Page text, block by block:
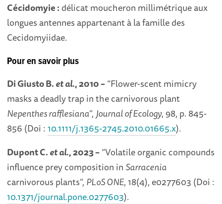
Cécidomyie : délicat moucheron millimétrique aux
longues antennes appartenant à la famille des
Cecidomyiidae.
Pour en savoir plus
Di Giusto B.et al., 2010 –“Flower-scent mimicry
masks a deadly trap in the carnivorous plant
Nepenthes rafflesiana”, Journal of Ecology, 98, p. 845-
856 (Doi :10.1111/j.1365-2745.2010.01665.x).
Dupont C.et al., 2023 –“Volatile organic compounds
influence prey composition in Sarracenia
carnivorous plants”, PLoS ONE, 18(4), e0277603 (Doi :
10.1371/journal.pone.0277603).